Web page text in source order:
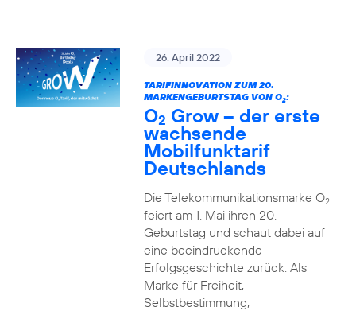
26. April 2022
TARIFINNOVATION ZUM 20.
MARKENGEBURTSTAG VON O2:
O2 Grow – der erste
wachsende
Mobilfunktarif
Deutschlands
Die Telekommunikationsmarke O2
feiert am 1. Mai ihren 20.
Geburtstag und schaut dabei auf
eine beeindruckende
Erfolgsgeschichte zurück. Als
Marke für Freiheit,
Selbstbestimmung,